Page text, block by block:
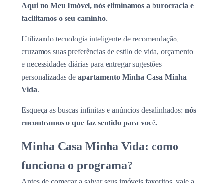
Aqui no Meu Imóvel, nós eliminamos a burocracia e
facilitamos o seu caminho.
Utilizando tecnologia inteligente de recomendação,
cruzamos suas preferências de estilo de vida, orçamento
e necessidades diárias para entregar sugestões
personalizadas de apartamento Minha Casa Minha
Vida.
Esqueça as buscas infinitas e anúncios desalinhados: nós
encontramos o que faz sentido para você.
Minha Casa Minha Vida: como
funciona o programa?
Antes de começar a salvar seus imóveis favoritos, vale a